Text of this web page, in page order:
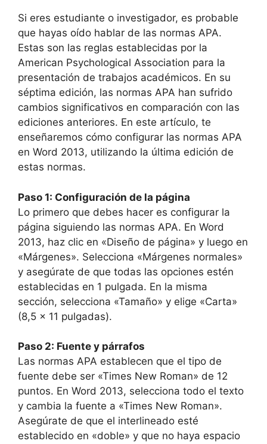
Si eres estudiante o investigador, es probable
que hayas oído hablar de las normas APA.
Estas son las reglas establecidas por la
American Psychological Association para la
presentación de trabajos académicos. En su
séptima edición, las normas APA han sufrido
cambios significativos en comparación con las
ediciones anteriores. En este artículo, te
enseñaremos cómo configurar las normas APA
en Word 2013, utilizando la última edición de
estas normas.
Paso 1: Configuración de la página
Lo primero que debes hacer es configurar la
página siguiendo las normas APA. En Word
2013, haz clic en «Diseño de página» y luego en
«Márgenes». Selecciona «Márgenes normales»
y asegúrate de que todas las opciones estén
establecidas en 1 pulgada. En la misma
sección, selecciona «Tamaño» y elige «Carta»
(8,5 x 11 pulgadas).
Paso 2: Fuente y párrafos
Las normas APA establecen que el tipo de
fuente debe ser «Times New Roman» de 12
puntos. En Word 2013, selecciona todo el texto
y cambia la fuente a «Times New Roman».
Asegúrate de que el interlineado esté
establecido en «doble» y que no haya espacio